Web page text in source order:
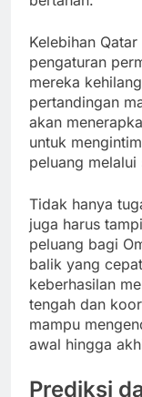
Kelebihan
pengaturan
mereka
pertandingan
akan
untuk
peluang
Tidak hanya
juga harus
peluang bagi
balik yang
keberhasilan
tengah dan
mampu
awal hingga
Prediksi